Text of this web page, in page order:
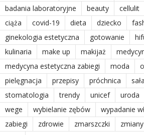
badania laboratoryjne
beauty cellulit
ciąża
covid-19 dieta dziecko
ginekologia estetyczna
gotowanie
kulinaria
make up makijaż
medycyna estetyczna zabiegi
moda
pielęgnacja
przepisy próchnica
stomatologia
trendy unicef uroda
wege
wybielanie zębów wypadanie
zabiegi
zdrowie zmarszczki